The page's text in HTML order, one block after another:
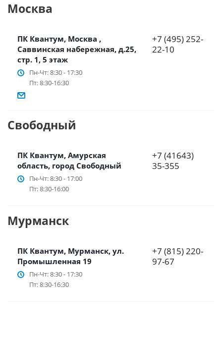
Москва
ПК Квантум, Москва ,
Саввинская набережная, д.25,
стр. 1, 5 этаж
Пн-Чт: 8:30 - 17:30
Пт: 8:30-16:30
+7 (495) 252-
22-10
Свободный
ПК Квантум, Амурская
область, город Свободный
Пн-Чт: 8:30 - 17:00
Пт: 8:30-16:00
+7 (41643)
35-355
Мурманск
ПК Квантум, Мурманск, ул.
Промышленная 19
Пн-Чт: 8:30 - 17:30
Пт: 8:30-16:30
+7 (815) 220-
97-67